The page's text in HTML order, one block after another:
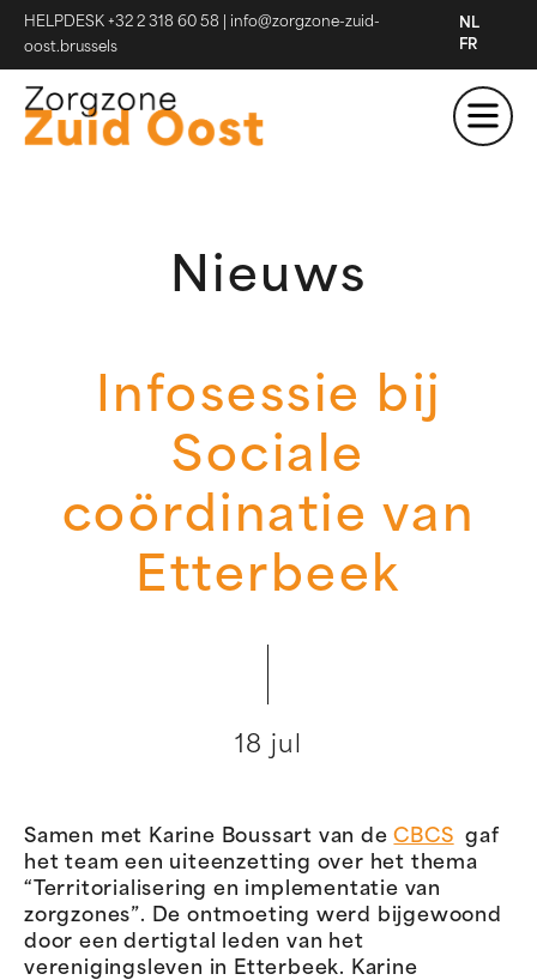
HELPDESK +32 2 318 60 58
info@zorgzone-zuid-
oost.brussels
NL
FR
Nieuws
Infosessie bij
Sociale
coördinatie van
Etterbeek
18 jul
Samen met Karine Boussart van deCBCS
gaf
het team een uiteenzetting over het thema
“
Territorialisering en implementatie van
zorgzones”. De ontmoeting werd bijgewoond
door een dertigtal leden van het
verenigingsleven in Etterbeek.
Karine